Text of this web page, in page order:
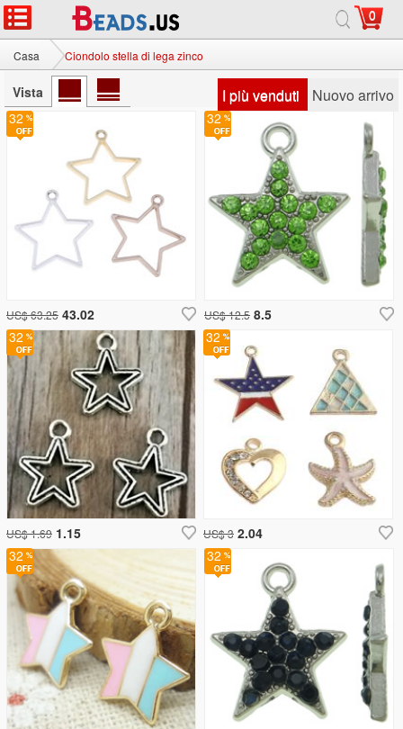
0
Casa Ciondolo stella di lega zinco
Vista I più venduti Nuovo arrivo
32
US$ 1.69 1.15
32
32
US$ 3 2.04
32
32
US$ 63.25 43.02
32
US$ 12.5 8.5